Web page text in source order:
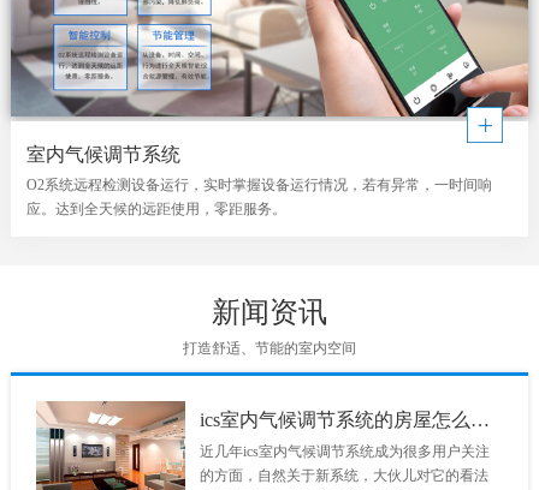
室内气候调节系统
O2系统远程检测设备运行，实时掌握设备运行情况，若有异常，一时间响
应。达到全天候的远距使用，零距服务。
新闻资讯
打造舒适、节能的室内空间
ics室内气候调节系统的房屋怎么样？
近几年ics室内气候调节系统成为很多用户关注
的方面，自然关于新系统，大伙儿对它的看法